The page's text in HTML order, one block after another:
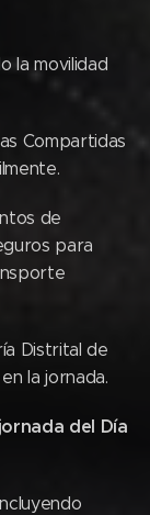
la movilidad
Compartidas
de
para
Distrital de
la jornada.
del Día